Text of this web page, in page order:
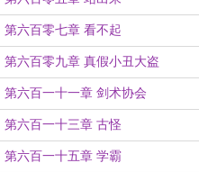
第六百零七章 看不起
第六百零九章 真假小丑大盗
第六百一十一章 剑术协会
第六百一十三章 古怪
第六百一十五章 学霸